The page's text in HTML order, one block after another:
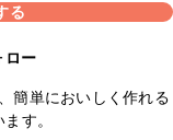
る
ロー
簡単においしく作れる
す。